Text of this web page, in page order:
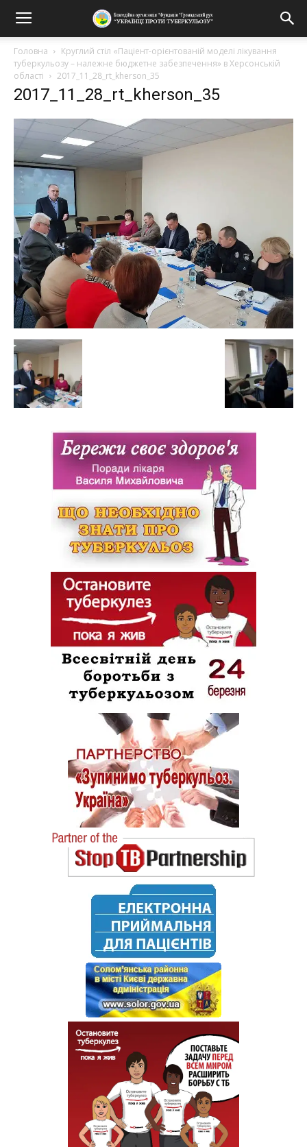
Головна
Круглий стіл «Паціент-орієнтованій моделі лікування
туберкульозу – належне бюджетне забезпечення» в Херсонській
області
2017_11_28_rt_kherson_35
2017_11_28_rt_kherson_35